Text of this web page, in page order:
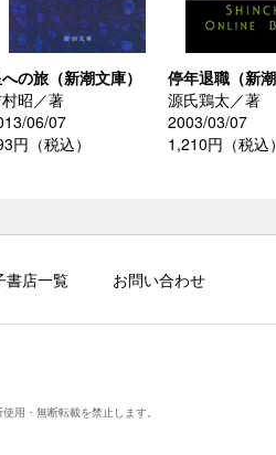
の旅（新潮文庫）
昭／著
06/07
円（税込）
停年退職（新潮
源氏鶏太／著
2003/03/07
1,210円（税込）
書店一覧 お問い合わせ
用・無断転載を禁止します。